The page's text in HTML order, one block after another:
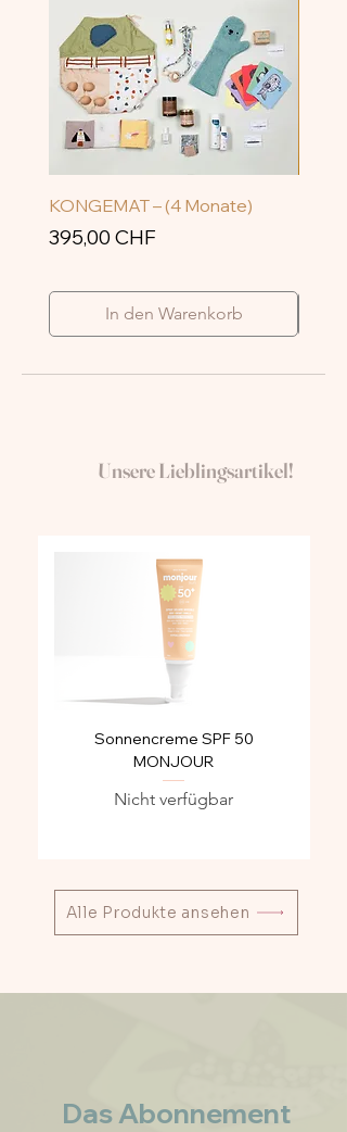
KONGEMAT – (4 Monate)
Preis
395,00 CHF
In den Warenkorb
Unsere Lieblingsartikel!
Sonnencreme SPF 50
MONJOUR
Nicht verfügbar
Alle Produkte ansehen
Das Abonnement